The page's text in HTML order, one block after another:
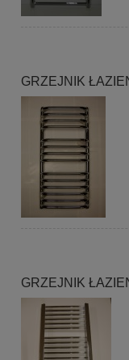
GRZEJNIK
GRZEJNIK